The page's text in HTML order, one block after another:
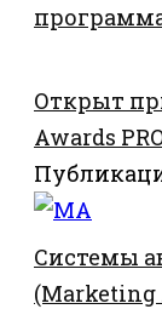
Открыт
Awards
Системы